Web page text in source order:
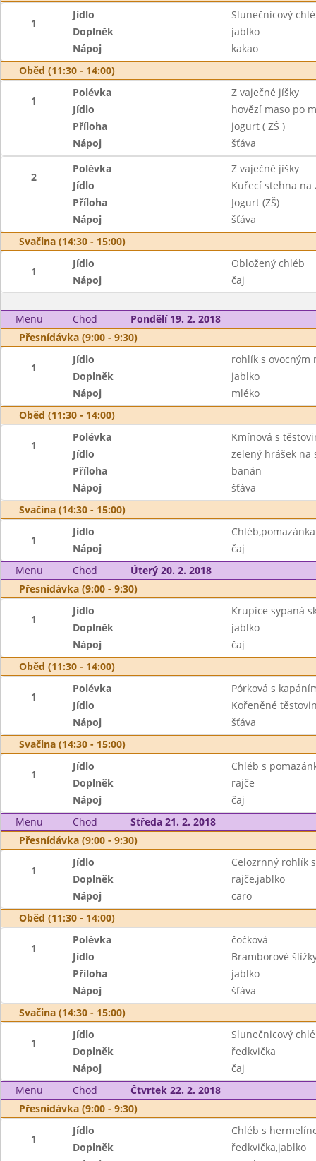
1
Jídlo
Slunečnicový
Doplněk
jablko
Nápoj
kakao
Oběd (11:30 - 14:00)
1
Polévka
Z vaječné jíšky
Jídlo
hovězí maso po
Příloha
jogurt ( ZŠ )
Nápoj
šťáva
2
Polévka
Z vaječné jíšky
Jídlo
Kuřecí stehna na
Příloha
Jogurt (ZŠ)
Nápoj
šťáva
Svačina (14:30 - 15:00)
1
Jídlo
Obložený chléb
Nápoj
čaj
Menu Chod
Pondělí 19. 2. 2018
Přesnídávka (9:00 - 9:30)
1
Jídlo
rohlík s ovocným
Doplněk
jablko
Nápoj
mléko
Oběd (11:30 - 14:00)
1
Polévka
Kmínová s
Jídlo
zelený hrášek na
Příloha
banán
Nápoj
šťáva
Svačina (14:30 - 15:00)
1
Jídlo
Nápoj
čaj
Menu
Chod
Úterý 20. 2. 2018
Přesnídávka (9:00 - 9:30)
1
Jídlo
Krupice sypaná
Doplněk
jablko
Nápoj
čaj
Oběd (11:30 - 14:00)
1
Polévka
Pórková s
Jídlo
Kořeněné
Nápoj
šťáva
Svačina (14:30 - 15:00)
1
Jídlo
Chléb s
Doplněk
rajče
Nápoj
čaj
Menu
Chod
Středa 21. 2. 2018
Přesnídávka (9:00 - 9:30)
1
Jídlo
Celozrnný rohlík
Doplněk
rajče,jablko
Nápoj
caro
Oběd (11:30 - 14:00)
1
Polévka
čočková
Jídlo
Bramborové
Příloha
jablko
Nápoj
šťáva
Svačina (14:30 - 15:00)
1
Jídlo
Slunečnicový
Doplněk
ředkvička
Nápoj
čaj
Menu
Chod
Čtvrtek 22. 2. 2018
Přesnídávka (9:00 - 9:30)
1
Jídlo
Chléb s
Doplněk
ředkvička,jablko